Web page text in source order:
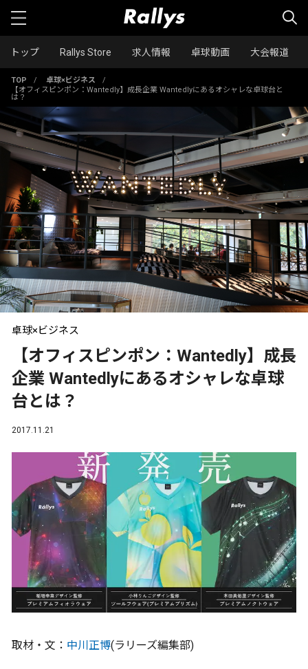
トップ Rallys Store 求人情報 卓球動画 大会報道
TOP / 卓球×ビジネス
/
【オフィスピンポン：Wantedly】成長企業 Wantedlyにあるオシャレな卓球台と
は？
卓球×ビジネス
【オフィスピンポン：Wantedly】成長
企業 Wantedlyにあるオシャレな卓球
台とは？
2017.11.21
取材・文： 中川正博(ラリーズ編集部)